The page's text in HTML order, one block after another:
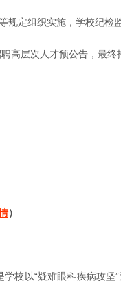
规定组织实施，学校纪
高层次人才预公告，最
）
校以“疑难眼科疾病攻